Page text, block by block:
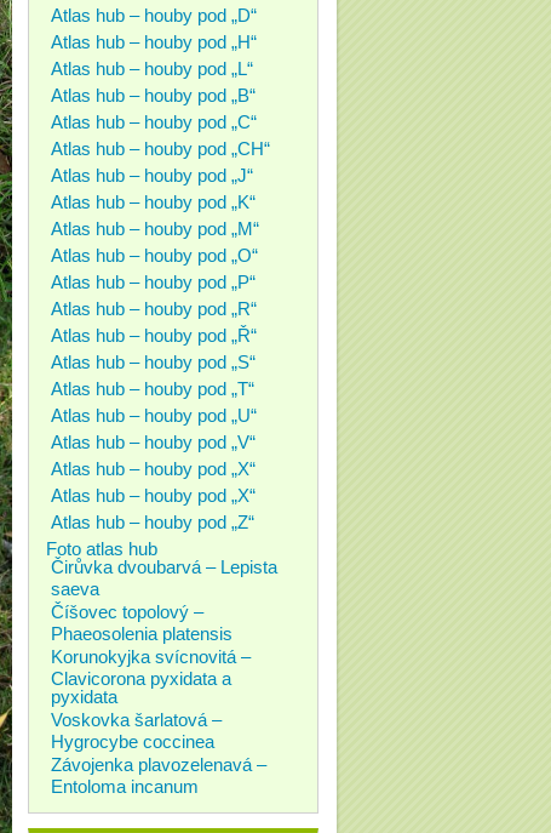
Atlas hub – houby pod „D“
Atlas hub – houby pod „H“
Atlas hub – houby pod „L“
Atlas hub – houby pod „B“
Atlas hub – houby pod „C“
Atlas hub – houby pod „CH“
Atlas hub – houby pod „J“
Atlas hub – houby pod „K“
Atlas hub – houby pod „M“
Atlas hub – houby pod „O“
Atlas hub – houby pod „P“
Atlas hub – houby pod „R“
Atlas hub – houby pod „Ř“
Atlas hub – houby pod „S“
Atlas hub – houby pod „T“
Atlas hub – houby pod „U“
Atlas hub – houby pod „V“
Atlas hub – houby pod „X“
Atlas hub – houby pod „X“
Atlas hub – houby pod „Z“
Foto atlas hub
Čirůvka dvoubarvá – Lepista
saeva
Číšovec topolový –
Phaeosolenia platensis
Korunokyjka svícnovitá –
Clavicorona pyxidata a
pyxidata
Voskovka šarlatová –
Hygrocybe coccinea
Závojenka plavozelenavá –
Entoloma incanum